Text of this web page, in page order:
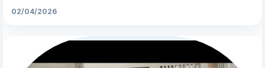
02/04/2026